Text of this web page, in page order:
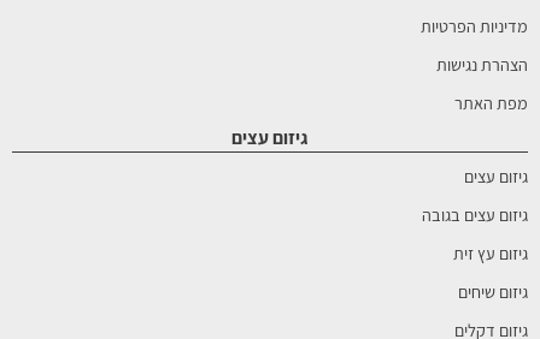
מדיניות הפרטיות
הצהרת נגישות
מפת האתר
גיזום עצים
גיזום עצים
גיזום עצים בגובה
גיזום עץ זית
גיזום שיחים
גיזום דקלים